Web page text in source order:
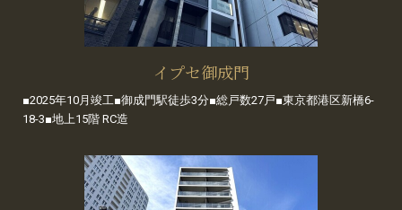
イプセ御成門
■2025年10月竣工■御成門駅徒歩3分■総戸数27戸■東京都港区新橋6-
18-3■地上15階 RC造